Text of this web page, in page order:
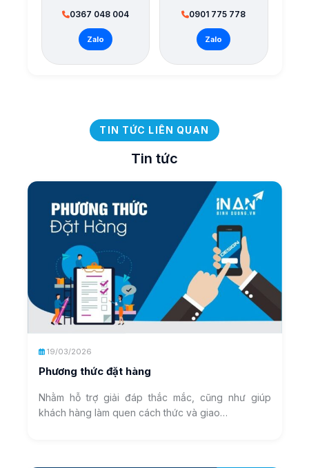
0367 048 004
Zalo
0901 775 778
Zalo
TIN TỨC LIÊN QUAN
Tin tức
19/03/2026
Phương thức đặt hàng
Nhằm hỗ trợ giải đáp thắc mắc, cũng như giúp
khách hàng làm quen cách thức và giao…